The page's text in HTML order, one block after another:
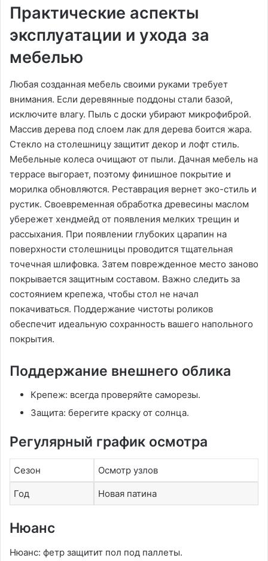
Практические аспекты
эксплуатации и ухода за
мебелью
Любая созданная мебель своими руками требует
внимания. Если деревянные поддоны стали базой,
исключите влагу. Пыль с доски убирают микрофиброй.
Массив дерева под слоем лак для дерева боится жара.
Стекло на столешницу защитит декор и лофт стиль.
Мебельные колеса очищают от пыли. Дачная мебель на
террасе выгорает, поэтому финишное покрытие и
морилка обновляются. Реставрация вернет эко-стиль и
рустик. Своевременная обработка древесины маслом
убережет хендмейд от появления мелких трещин и
рассыхания. При появлении глубоких царапин на
поверхности столешницы проводится тщательная
точечная шлифовка. Затем поврежденное место заново
покрывается защитным составом. Важно следить за
состоянием крепежа, чтобы стол не начал
покачиваться. Поддержание чистоты роликов
обеспечит идеальную сохранность вашего напольного
покрытия.
Поддержание внешнего облика
Крепеж: всегда проверяйте саморезы.
Защита: берегите краску от солнца.
Регулярный график осмотра
Сезон Осмотр узлов
Год Новая патина
Нюанс
Нюанс: фетр защитит пол под паллеты.